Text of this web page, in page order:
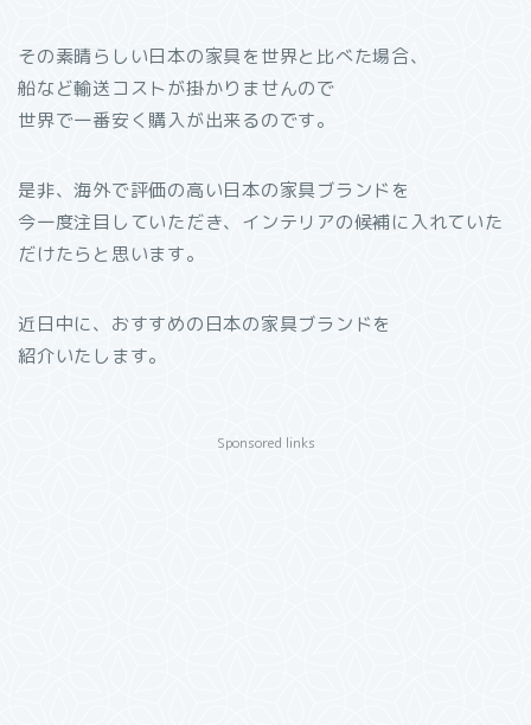
その素晴らしい日本の家具を世界と比べた場合、
船など輸送コストが掛かりませんので
世界で一番安く購入が出来るのです。
是非、海外で評価の高い日本の家具ブランドを
今一度注目していただき、インテリアの候補に入れていた
だけたらと思います。
近日中に、おすすめの日本の家具ブランドを
紹介いたします。
Sponsored links